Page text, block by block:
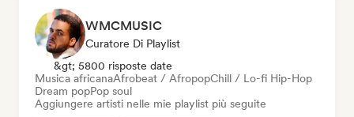
WMCMUSIC
Curatore Di Playlist
&gt; 5800 risposte date
Musica africanaAfrobeat / AfropopChill / Lo-fi Hip-Hop
Dream popPop soul
Aggiungere artisti nelle mie playlist più seguite